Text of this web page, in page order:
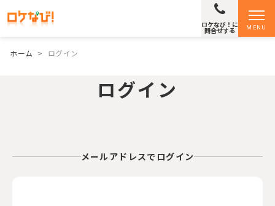
MENU
ロケなび！に
問合せする
ホーム > ログイン
ログイン
メールアドレスでログイン